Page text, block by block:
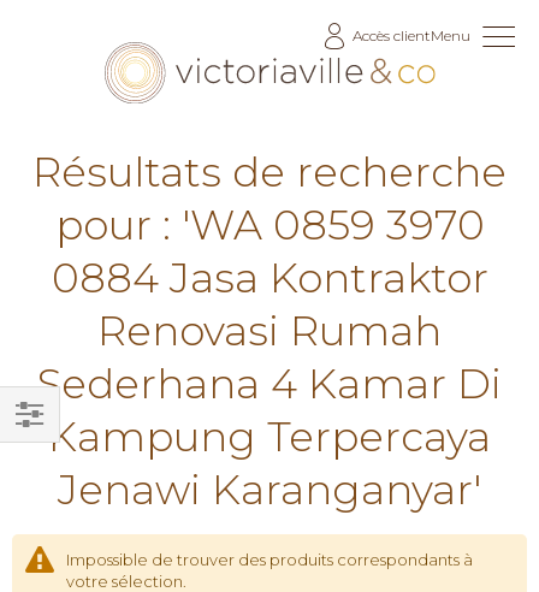
Accès clientMenu
Résultats de recherche
pour : 'WA 0859 3970
0884 Jasa Kontraktor
Renovasi Rumah
Sederhana 4 Kamar Di
Kampung Terpercaya
Jenawi Karanganyar'
Impossible de trouver des produits correspondants à
votre sélection.
Filtrer